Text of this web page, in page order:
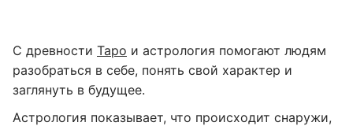
С древности Таро и астрология помогают людям
разобраться в себе, понять свой характер и
заглянуть в будущее.
Астрология показывает, что происходит снаружи,